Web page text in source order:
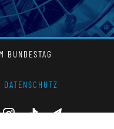
DATENSCHUTZ